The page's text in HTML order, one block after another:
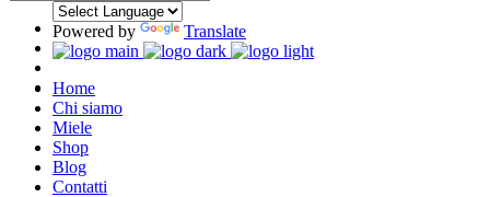
Powered by Translate
Home
Chi siamo
Miele
Shop
Blog
Contatti